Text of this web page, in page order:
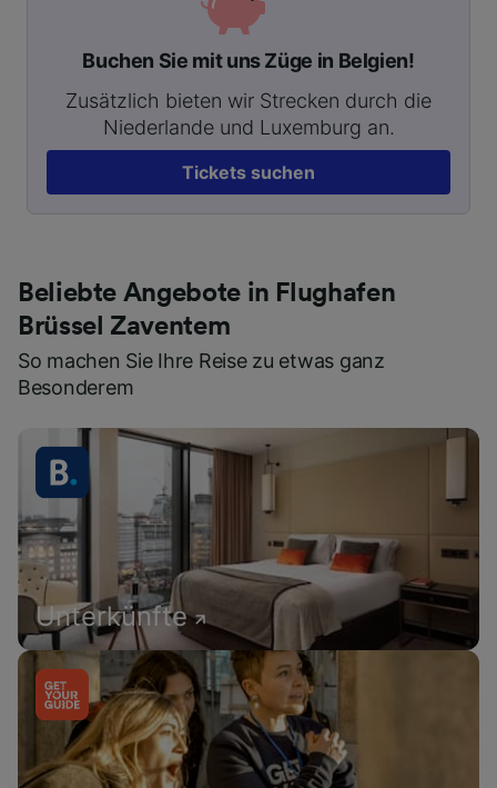
Buchen Sie mit uns Züge in Belgien!
Zusätzlich bieten wir Strecken durch die
Niederlande und Luxemburg an.
Tickets suchen
Beliebte Angebote in Flughafen
Brüssel Zaventem
So machen Sie Ihre Reise zu etwas ganz
Besonderem
Unterkünfte